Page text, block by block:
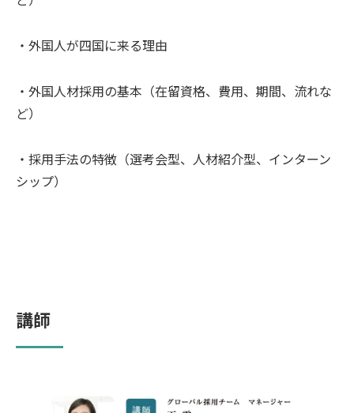
・外国人が四国に来る理由
・外国人材採用の基本（在留資格、費用、期間、流れな
ど）
・採用手法の特徴（選考会型、人材紹介型、インターン
シップ）
講師